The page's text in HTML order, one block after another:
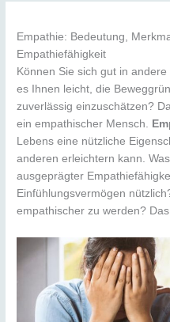
Empathie: Bedeutung,
Empathiefähigkeit
Können Sie sich gut in
es Ihnen leicht, die
zuverlässig einzuschätzen?
ein empathischer Mensch.
Lebens eine nützliche
anderen erleichtern kann.
ausgeprägter
Einfühlungsvermögen
empathischer zu werden?